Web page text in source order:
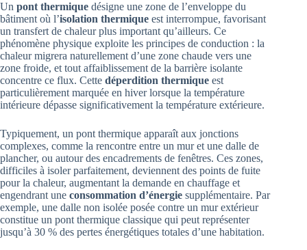
Un pont thermique désigne une zone de l’enveloppe du
bâtiment où l’isolation thermique est interrompue, favorisant
un transfert de chaleur plus important qu’ailleurs. Ce
phénomène physique exploite les principes de conduction : la
chaleur migrera naturellement d’une zone chaude vers une
zone froide, et tout affaiblissement de la barrière isolante
concentre ce flux. Cette déperdition thermique est
particulièrement marquée en hiver lorsque la température
intérieure dépasse significativement la température extérieure.
Typiquement, un pont thermique apparaît aux jonctions
complexes, comme la rencontre entre un mur et une dalle de
plancher, ou autour des encadrements de fenêtres. Ces zones,
difficiles à isoler parfaitement, deviennent des points de fuite
pour la chaleur, augmentant la demande en chauffage et
engendrant une consommation d’énergie supplémentaire. Par
exemple, une dalle non isolée posée contre un mur extérieur
constitue un pont thermique classique qui peut représenter
jusqu’à 30 % des pertes énergétiques totales d’une habitation.